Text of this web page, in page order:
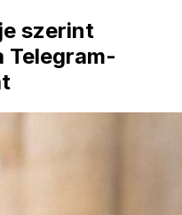
szerint
Telegram-